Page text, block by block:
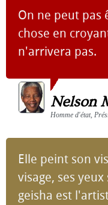
On ne peut pas
chose en
n'arrivera pas.
Nelson
Homme d'état,
Elle peint son
visage, ses
geisha est